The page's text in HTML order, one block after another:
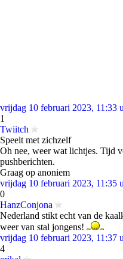
vrijdag 10 februari 2023, 11:33
1
Twiitch
Speelt met zichzelf
Oh nee, weer wat lichtjes. Tijd
pushberichten.
Graag op anoniem
vrijdag 10 februari 2023, 11:35
0
HanzConjona
Nederland stikt echt van de
weer van stal jongens!
vrijdag 10 februari 2023, 11:37
4